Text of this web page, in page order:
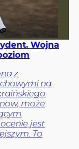
Wojna
z
na
może
jest
To